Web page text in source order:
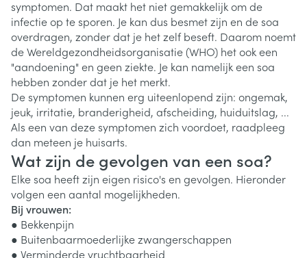
symptomen. Dat maakt het niet gemakkelijk om de
infectie op te sporen. Je kan dus besmet zijn en de soa
overdragen, zonder dat je het zelf beseft. Daarom noemt
de Wereldgezondheidsorganisatie (WHO) het ook een
"aandoening" en geen ziekte. Je kan namelijk een soa
hebben zonder dat je het merkt.
De symptomen kunnen erg uiteenlopend zijn: ongemak,
jeuk, irritatie, branderigheid, afscheiding, huiduitslag, ...
Als een van deze symptomen zich voordoet, raadpleeg
dan meteen je huisarts.
Wat zijn de gevolgen van een soa?
Elke soa heeft zijn eigen risico's en gevolgen. Hieronder
volgen een aantal mogelijkheden.
Bij vrouwen:
● Bekkenpijn
● Buitenbaarmoederlijke zwangerschappen
● Verminderde vruchtbaarheid